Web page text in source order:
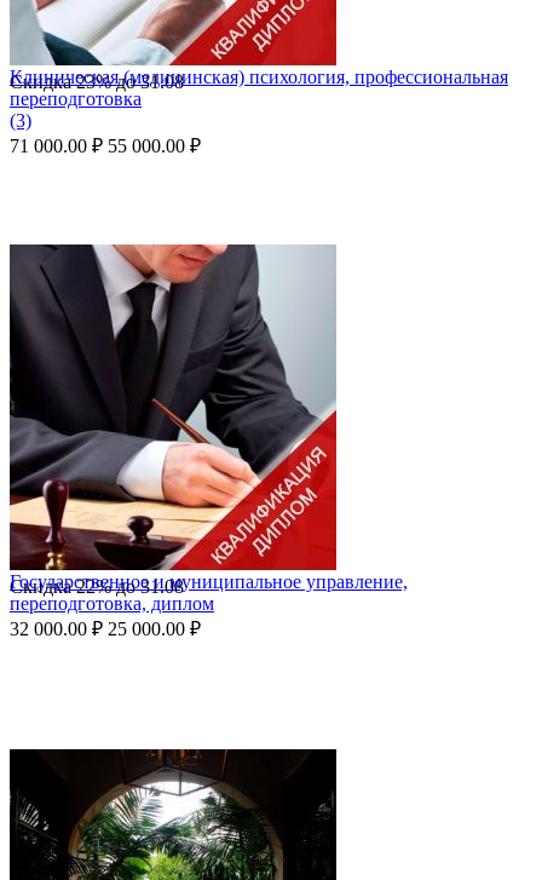
Скидка23%до31.08
Клиническая (медицинская) психология, профессиональная
переподготовка
(3)
71 000.00 ₽ 55 000.00 ₽
Скидка22%до31.08
Государственное и муниципальное управление,
переподготовка, диплом
32 000.00 ₽ 25 000.00 ₽